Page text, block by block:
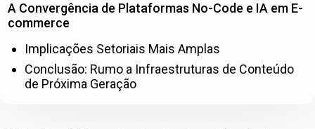
A Convergência de Plataformas No-Code e IA em E-
commerce
Implicações Setoriais Mais Amplas
Conclusão: Rumo a Infraestruturas de Conteúdo
de Próxima Geração